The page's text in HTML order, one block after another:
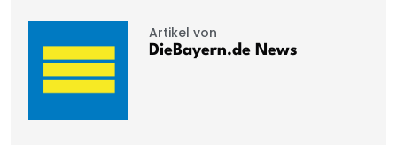
Artikel von
DieBayern.de News